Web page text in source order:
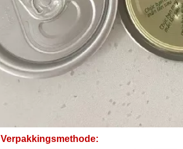
Verpakkingsmethode: